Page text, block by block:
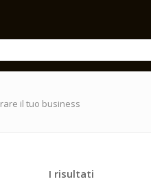
il tuo business
I risultati